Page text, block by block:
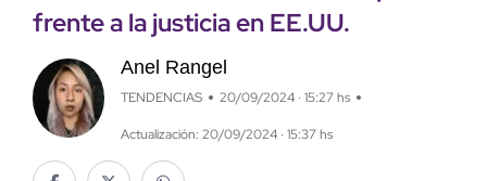
frente a la justicia en EE.UU.
Anel Rangel
TENDENCIAS 20/09/2024 · 15:27 hs
Actualización: 20/09/2024 · 15:37 hs